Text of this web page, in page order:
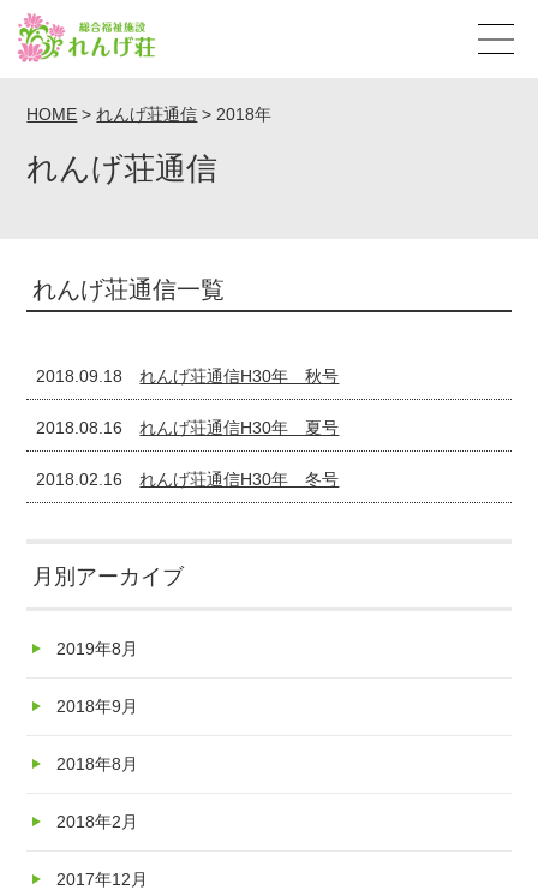
HOME >れんげ荘通信 >2018年
れんげ荘通信
れんげ荘通信一覧
2018.09.18 れんげ荘通信H30年 秋号
2018.08.16 れんげ荘通信H30年 夏号
2018.02.16 れんげ荘通信H30年 冬号
月別アーカイブ
2019年8月
2018年9月
2018年8月
2018年2月
2017年12月